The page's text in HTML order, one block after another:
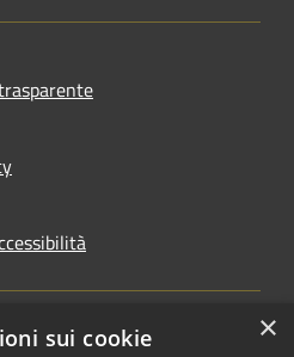
×
sui cookie